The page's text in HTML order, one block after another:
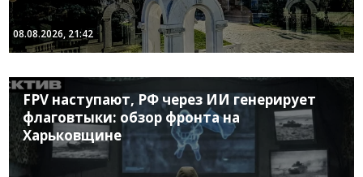
08.08.2026, 21:42
FPV наступают, РФ через ИИ генерирует
флаговтыки: обзор фронта на
Харьковщине